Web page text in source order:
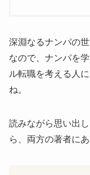
深淵なるナンパの
なので、ナンパを
ル転職を考える人
ね。
読みながら思い出
ら、両方の著者に